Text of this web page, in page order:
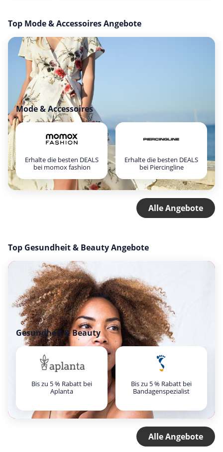
Top Mode & Accessoires Angebote
Mode & Accessoires
Erhalte die besten DEALS
bei momox fashion
Erhalte die besten DEALS
bei Piercingline
Alle Angebote
Top Gesundheit & Beauty Angebote
Gesundheit & Beauty
Bis zu 5 % Rabatt bei
Aplanta
Bis zu 5 % Rabatt bei
Bandagenspezialist
Alle Angebote